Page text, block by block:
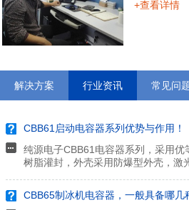
+查看详情
解决方案 行业资讯 常见问
CBB61启动电容器系列优势与作用！
纯源电子CBB61电容器系列，采用
树脂灌封，外壳采用防爆型外壳，激
CBB65制冰机电容器，一般具备哪几